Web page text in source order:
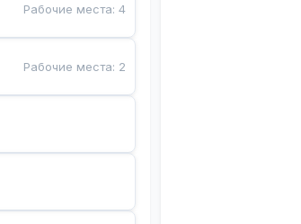
Рабочие места:4
Рабочие места: 2